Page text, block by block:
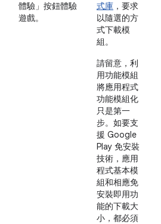
體驗」按鈕體驗
遊戲。
式庫 ，要求
以隨選的方
式下載模
組。
請留意，利
用功能模組
將應用程式
功能模組化
只是第一
步。如要支
援 Google
Play 免安裝
技術，應用
程式基本模
組和相應免
安裝即用功
能的下載大
小，都必須